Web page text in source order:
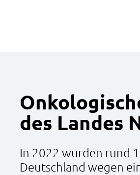
des Landes
In 2022 wurden rund
Deutschland wegen